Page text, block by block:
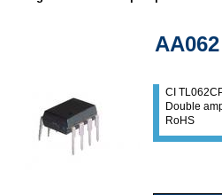
AA062
CI
Double
RoHS